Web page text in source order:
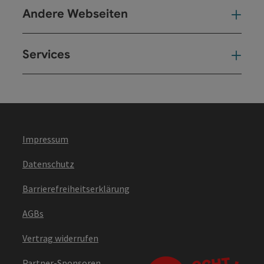
Andere Webseiten
Services
Impressum
Datenschutz
Barrierefreiheitserklärung
AGBs
Vertrag widerrufen